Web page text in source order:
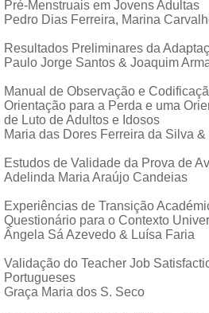
Pré-Menstruais em Jovens Adultas
Pedro Dias Ferreira, Marina
Resultados Preliminares da
Paulo Jorge Santos & Joaquim
Manual de Observação e
Orientação para a Perda e uma
de Luto de Adultos e Idosos
Maria das Dores Ferreira da Silva
Estudos de Validade da Prova de
Adelinda Maria Araújo Candeias
Experiências de Transição
Questionário para o Contexto
Ângela Sá Azevedo & Luísa Faria
Validação do Teacher Job
Portugueses
Graça Maria dos S. Seco